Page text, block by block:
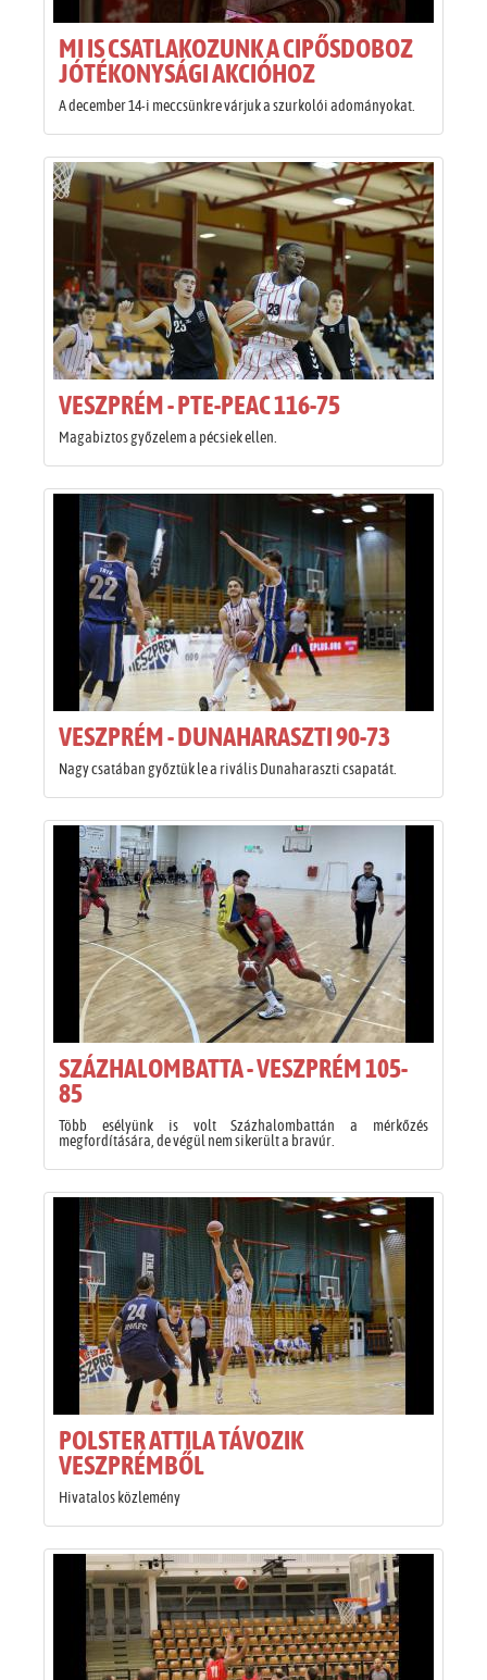
MI IS CSATLAKOZUNK A CIPŐSDOBOZ
JÓTÉKONYSÁGI AKCIÓHOZ
A december 14-i meccsünkre várjuk a szurkolói adományokat.
VESZPRÉM - PTE-PEAC 116-75
Magabiztos győzelem a pécsiek ellen.
VESZPRÉM - DUNAHARASZTI 90-73
Nagy csatában győztük le a rivális Dunaharaszti csapatát.
SZÁZHALOMBATTA - VESZPRÉM 105-
85
Több esélyünk is volt Százhalombattán a mérkőzés
megfordítására, de végül nem sikerült a bravúr.
POLSTER ATTILA TÁVOZIK
VESZPRÉMBŐL
Hivatalos közlemény